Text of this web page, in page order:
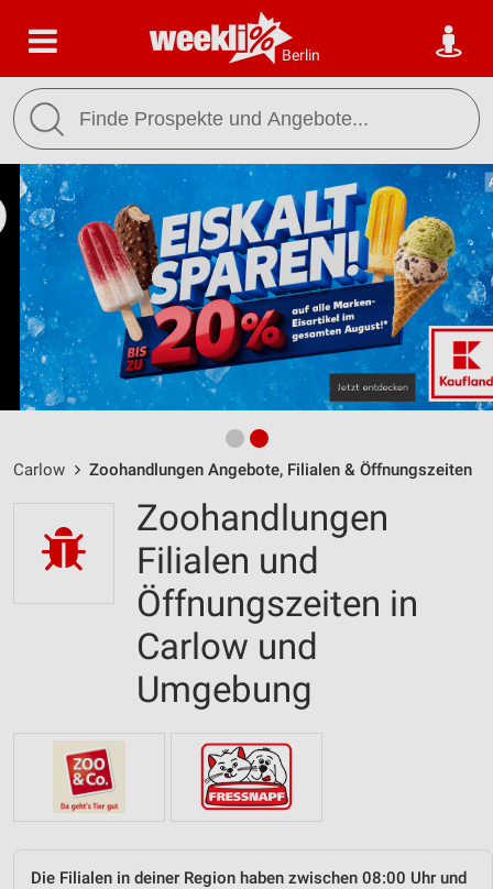
Berlin
Carlow Zoohandlungen Angebote, Filialen & Öffnungszeiten
Zoohandlungen
Filialen und
Öffnungszeiten in
Carlow und
Umgebung
Die Filialen in deiner Region haben zwischen 08:00 Uhr und